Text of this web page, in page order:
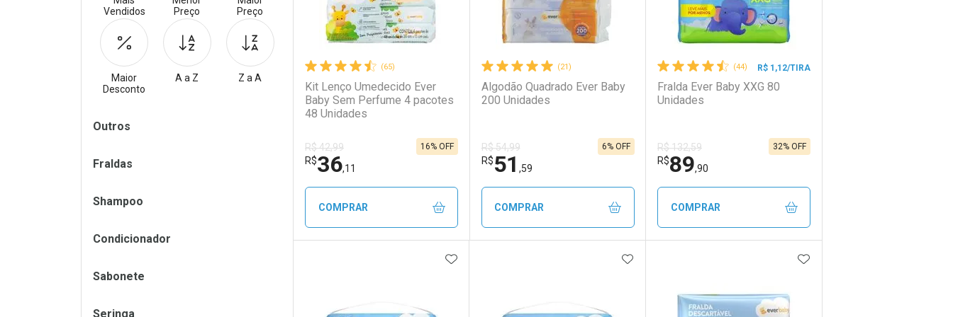
(65)
Kit Lenço Umedecido Ever
Baby Sem Perfume 4 pacotes
48 Unidades
R$ 42,99
R$36,11
16% OFF
COMPRAR
FECHAR
FECHAR
(21)
Algodão Quadrado Ever Baby
200 Unidades
R$ 54,99
R$51 ,59
6% OFF
COMPRAR
FECHAR
FECHAR
(44) R$ 1,12/TIRA
Fralda Ever Baby XXG 80
Unidades
R$ 132,59
R$89,90
32% OFF
COMPRAR
FECHAR
Laboratório
FECHAR
Por Menos
ADICIONAR AOS FAVORITOS ADICIONAR AOS FAVORITOS ADICIONAR AOS
Vendidos
Preço
Preço
Maior
Desconto
A a Z Z a A
Filtros
Outros
Fraldas
Shampoo
Condicionador
Sabonete
Seringa